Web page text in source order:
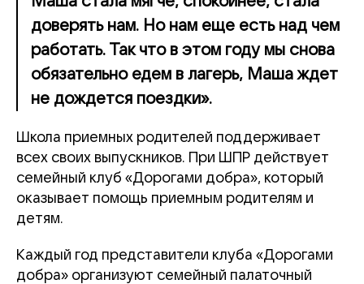
доверять нам. Но нам еще есть над чем
работать. Так что в этом году мы снова
обязательно едем в лагерь, Маша ждет
не дождется поездки».
Школа приемных родителей поддерживает
всех своих выпускников. При ШПР действует
семейный клуб «Дорогами добра», который
оказывает помощь приемным родителям и
детям.
Каждый год представители клуба «Дорогами
добра» организуют семейный палаточный